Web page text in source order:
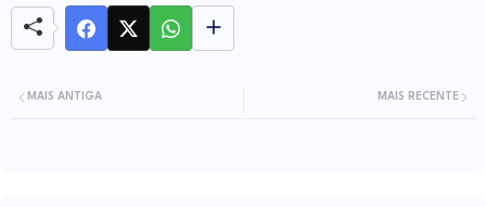
MAIS RECENTE
MAIS ANTIGA